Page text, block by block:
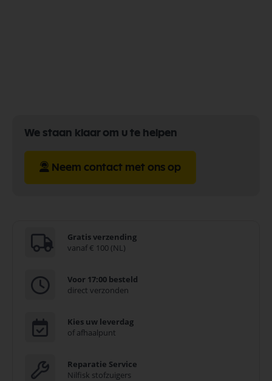
We staan klaar om u te helpen
Neem contact met ons op
Gratis verzending
vanaf € 100 (NL)
Voor 17:00 besteld
direct verzonden
Kies uw leverdag
of afhaalpunt
Reparatie Service
Nilfisk stofzuigers